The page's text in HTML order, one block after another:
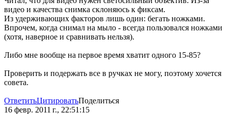
видео и качества снимка склоняюсь к фиксам.
Из удерживающих факторов лишь один: бегать ножками.
Впрочем, когда снимал на мыло - всегда пользовался ножками
(хотя, наверное и сравнивать нельзя).
Либо мне вообще на первое время хватит одного 15-85?
Проверить и подержать все в ручках не могу, поэтому хочется
совета.
ОтветитьЦитироватьПоделиться
16 февр. 2011 г., 22:51:15